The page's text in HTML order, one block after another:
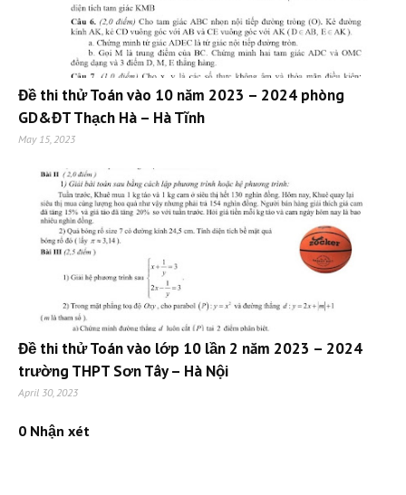
Đề thi thử Toán vào 10 năm 2023 – 2024 phòng
GD&ĐT Thạch Hà – Hà Tĩnh
May 15, 2023
Đề thi thử Toán vào lớp 10 lần 2 năm 2023 – 2024
trường THPT Sơn Tây – Hà Nội
April 30, 2023
0 Nhận xét